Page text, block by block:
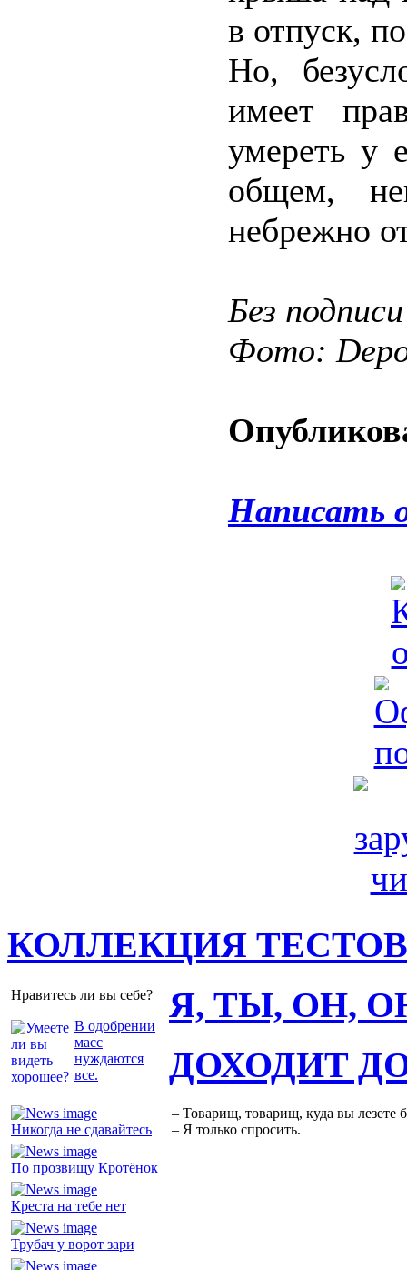
в отпуск,
Но,
имеет
умереть у
общем,
небрежно
Без подписи
Фото:
Написать
КОЛЛЕКЦИЯ ТЕСТОВ
Нравитесь ли вы себе?
В одобрении
масс
нуждаются
все.
Я, ТЫ, ОН,
Никогда не сдавайтесь
По прозвищу Кротёнок
Креста на тебе нет
Трубач у ворот зари
ДОХОДИТ
– Товарищ, товарищ, куда вы лезете
– Я только спросить.